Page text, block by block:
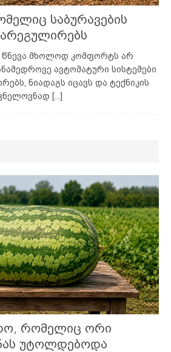
საბურავების
წნევა მხოლოდ კომფორტს არ
ავტომატური სისტემები
ნიადაგს იცავს და ტექნიკის
[...]
რომელიც ორი
უტოლდებოდა